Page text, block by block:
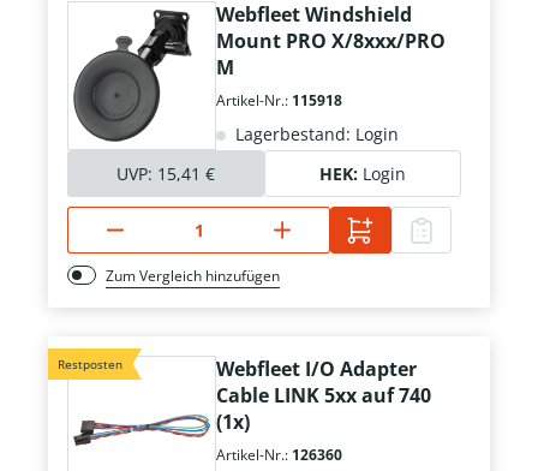
Webfleet Windshield
Mount PRO X/8xxx/PRO
M
Artikel-Nr.: 115918
Lagerbestand: Login
UVP: 15,41 € HEK: Login
Zum Vergleich hinzufügen
Restposten
Webfleet I/O Adapter
Cable LINK 5xx auf 740
(1x)
Artikel-Nr.: 126360